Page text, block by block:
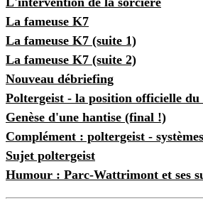
La fameuse K7
La fameuse K7 (suite 1)
La fameuse K7 (suite 2)
Nouveau débriefing
Poltergeist - la position officielle
Genèse d'une hantise (final !)
Complément : poltergeist - systèmes
Sujet poltergeist
Humour : Parc-Wattrimont et ses